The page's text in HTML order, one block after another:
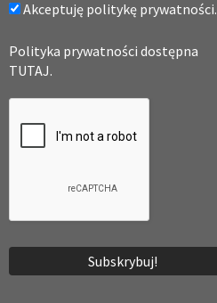
Akceptuję politykę prywatności.
Polityka prywatności dostępna
TUTAJ.